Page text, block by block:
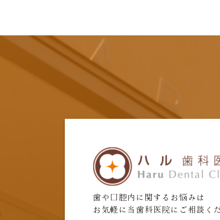
歯や口腔内に関するお悩みは
お気軽に当歯科医院にご相談く